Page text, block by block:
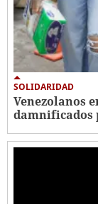
SOLIDARIDAD
Venezolanos
damnificados